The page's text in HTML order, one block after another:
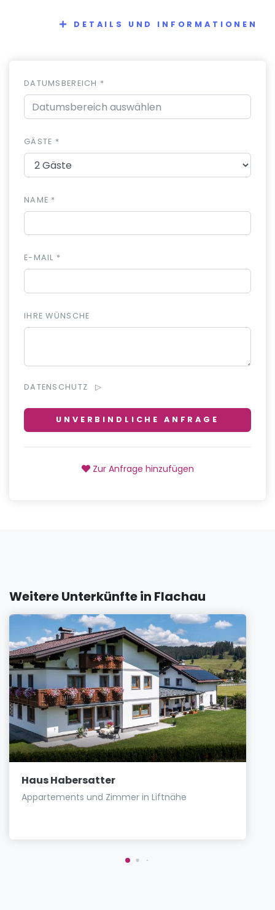
DETAILS UND INFORMATIONEN
DATUMSBEREICH *
GÄSTE *
NAME *
E-MAIL *
IHRE WÜNSCHE
DATENSCHUTZ
UNVERBINDLICHE ANFRAGE
Zur Anfrage hinzufügen
Weitere Unterkünfte in Flachau
Haus Habersatter
Appartements und Zimmer in Liftnähe